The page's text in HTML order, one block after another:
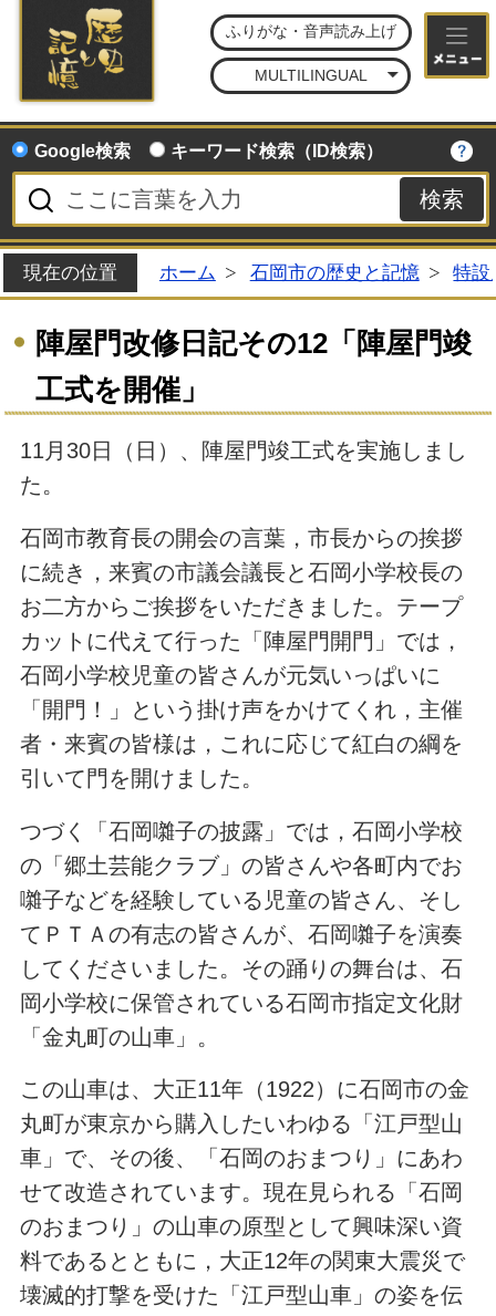
石
ふりがな・音声読み上げ
MULTILINGUAL
Google検索 キーワード検索（ID検索）
現在の位置 ホーム 石岡市の歴史と記憶 特設
陣屋門改修日記その12「陣屋門竣
工式を開催」
11月30日（日）、陣屋門竣工式を実施しまし
た。
石岡市教育長の開会の言葉，市長からの挨拶
に続き，来賓の市議会議長と石岡小学校長の
お二方からご挨拶をいただきました。テープ
カットに代えて行った「陣屋門開門」では，
石岡小学校児童の皆さんが元気いっぱいに
「開門！」という掛け声をかけてくれ，主催
者・来賓の皆様は，これに応じて紅白の綱を
引いて門を開けました。
つづく「石岡囃子の披露」では，石岡小学校
の「郷土芸能クラブ」の皆さんや各町内でお
囃子などを経験している児童の皆さん、そし
てＰＴＡの有志の皆さんが、石岡囃子を演奏
してくださいました。その踊りの舞台は、石
岡小学校に保管されている石岡市指定文化財
「金丸町の山車」。
この山車は、大正11年（1922）に石岡市の金
丸町が東京から購入したいわゆる「江戸型山
車」で、その後、「石岡のおまつり」にあわ
せて改造されています。現在見られる「石岡
のおまつり」の山車の原型として興味深い資
料であるとともに，大正12年の関東大震災で
壊滅的打撃を受けた「江戸型山車」の姿を伝